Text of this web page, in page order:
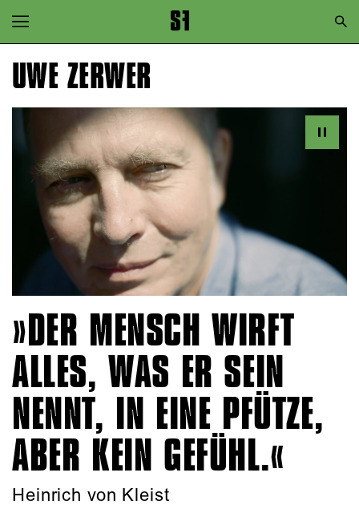
Zur Hauptnavigation springen
Zum Hauptinhalt springen
UWE ZERWER
DER MENSCH WIRFT
ALLES, WAS ER SEIN
NENNT, IN EINE PFÜTZE,
ABER KEIN GEFÜHL.
Heinrich von Kleist